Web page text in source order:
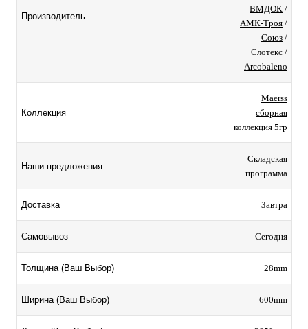
Производитель
ВМДОК /
АМК-Троя /
Союз /
Слотекс /
Arcobaleno
Коллекция
Maerss
сборная
коллекция 5гр
Наши предложения
Складская
программа
Доставка Завтра
Самовывоз Сегодня
Толщина (Ваш Выбор) 28mm
Ширина (Ваш Выбор) 600mm